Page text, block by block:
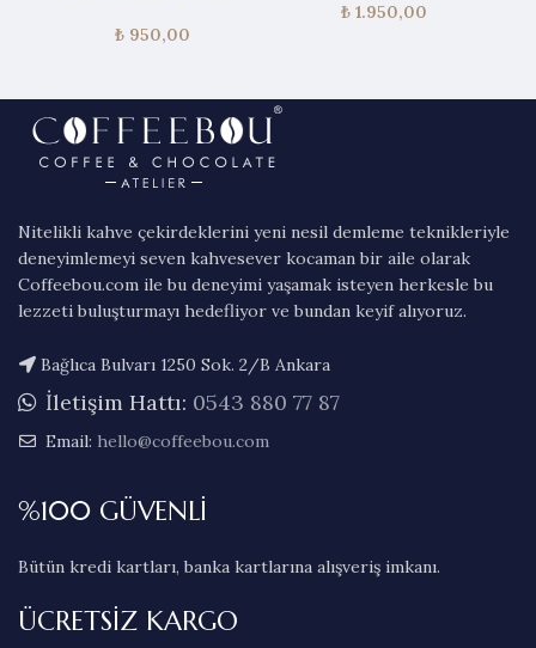
₺950,00
₺ 1.950,00
Nitelikli kahve çekirdeklerini yeni nesil demleme teknikleriyle
deneyimlemeyi seven kahvesever kocaman bir aile olarak
Coffeebou.com ile bu deneyimi yaşamak isteyen herkesle bu
lezzeti buluşturmayı hedefliyor ve bundan keyif alıyoruz.
Bağlıca Bulvarı 1250 Sok. 2/B Ankara
İletişim Hattı: 0543 880 77 87
Email: hello@coffeebou.com
%100 GÜVENLİ
Bütün kredi kartları, banka kartlarına alışveriş imkanı.
ÜCRETSİZ KARGO